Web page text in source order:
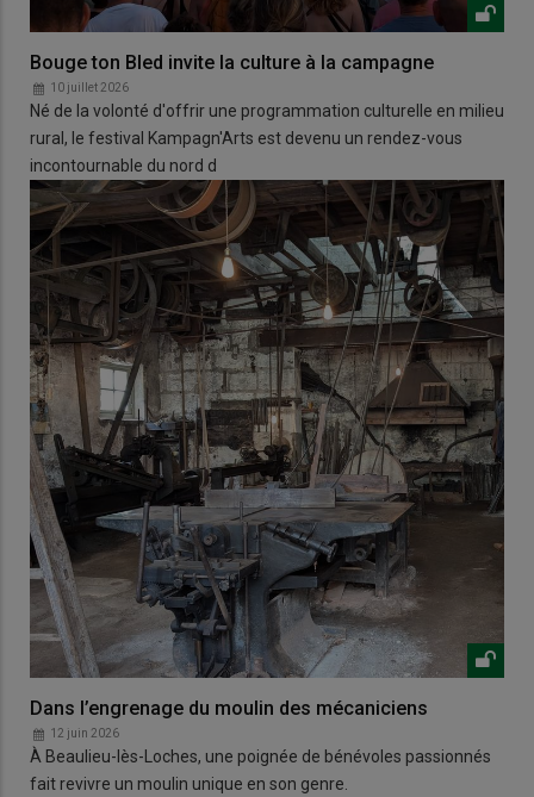
Bouge ton Bled invite la culture à la campagne
10 juillet 2026
Né de la volonté d'offrir une programmation culturelle en milieu
rural, le festival Kampagn'Arts est devenu un rendez-vous
incontournable du nord d
Dans l’engrenage du moulin des mécaniciens
12 juin 2026
À Beaulieu-lès-Loches, une poignée de bénévoles passionnés
fait revivre un moulin unique en son genre.